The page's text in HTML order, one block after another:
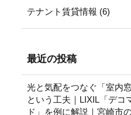
テナント賃貸情報 (6)
最近の投稿
光と気配をつなぐ「室内窓
という工夫｜LIXIL「デコ
ド」を例に解説｜宮崎市